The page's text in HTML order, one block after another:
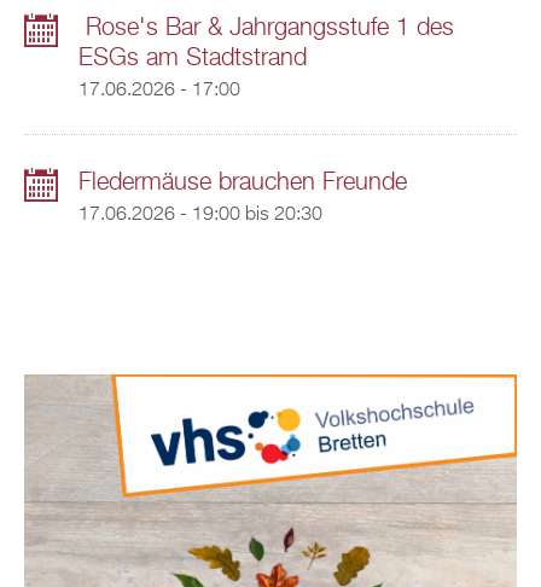
Rose's Bar & Jahrgangsstufe 1 des
ESGs am Stadtstrand
17.06.2026 - 17:00
Fledermäuse brauchen Freunde
17.06.2026 - 19:00bis 20:30